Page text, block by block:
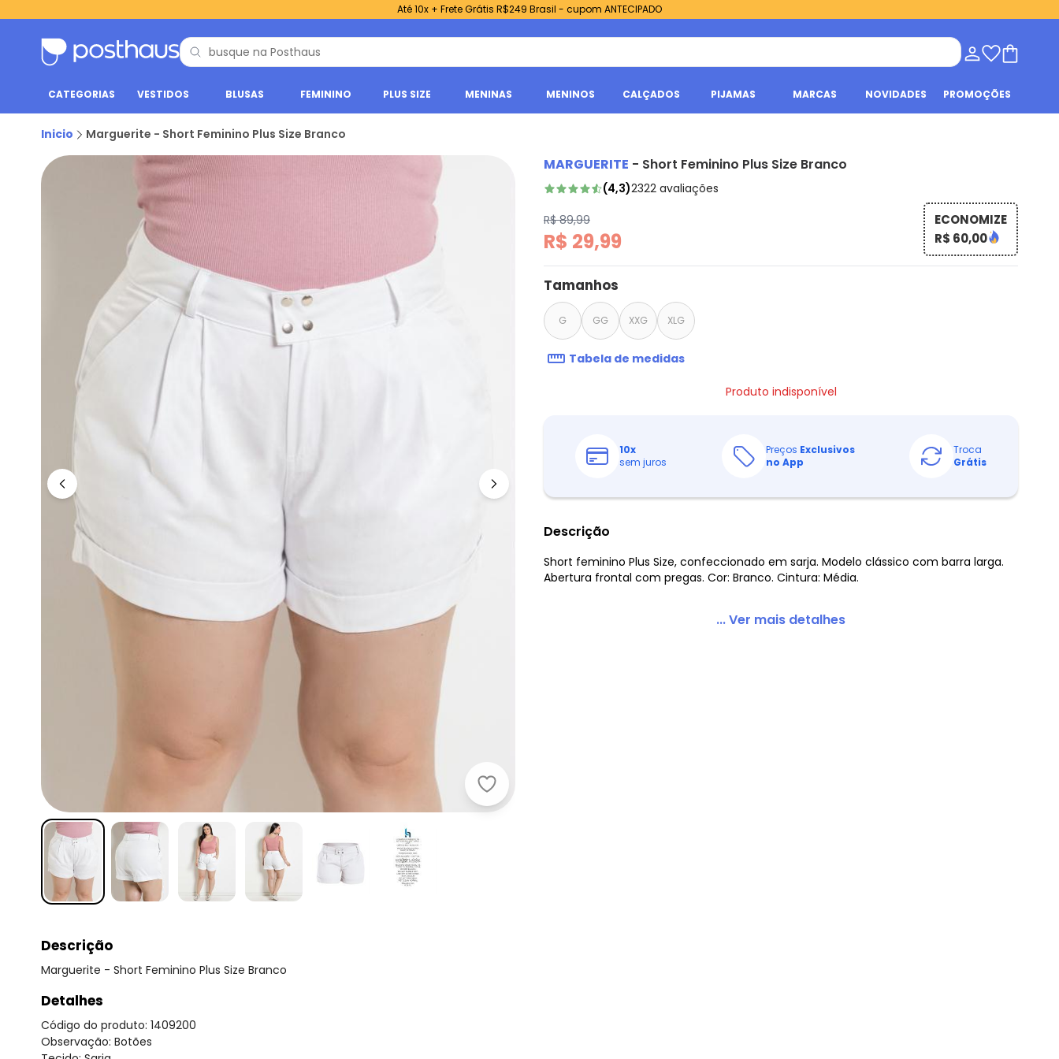
Até 10x + Frete Grátis R$249 Brasil - cupom ANTECIPADO
CATEGORIAS VESTIDOS BLUSAS FEMININO PLUS SIZE MENINAS MENINOS CALÇADOS PIJAMAS MARCAS NOVIDADES PROMOÇÕES
Inicio Marguerite - Short Feminino Plus Size Branco
Marguerite - Short Feminino Plus Size Branco
MARGUERITE - Short Feminino Plus Size Branco
(4,3)2322 avaliações
R$ 89,99
R$ 29,99
ECONOMIZE
R$ 60,00
Tamanhos
G GG XXG XLG
Tabela de medidas
Produto indisponível
10x
sem juros
Preços Exclusivos
no App
Troca
Grátis
Descrição
Short feminino Plus Size, confeccionado em sarja. Modelo clássico com barra larga.
Abertura frontal com pregas. Cor: Branco. Cintura: Média.
... Ver mais detalhes
Descrição
Marguerite - Short Feminino Plus Size Branco
Detalhes
Código do produto: 1409200
Observação: Botões